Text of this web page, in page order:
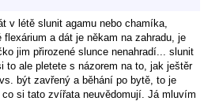
v létě slunit agamu nebo chamíka,
a dát je někam na zahradu, je
jim přirozené slunce nenahradí... slunit
to ale pletete s názorem na to, jak ještěr
být zavřený a běhání po bytě, to je
si tato zvířata neuvědomují. Já mluvím